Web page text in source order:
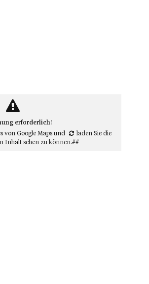
erforderlich!
von Google Mapsund
laden Sie die
Inhalt sehen zu können.##